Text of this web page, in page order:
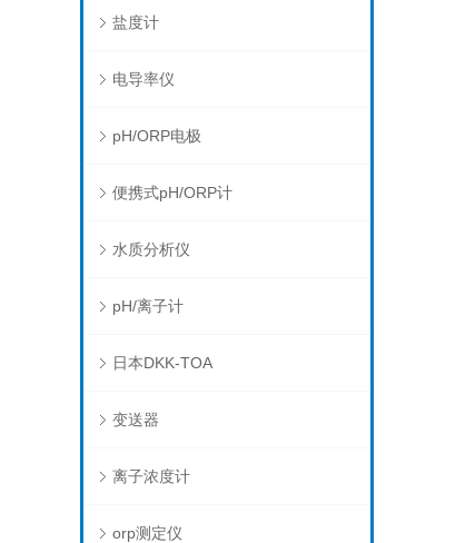
盐度计
电导率仪
pH/ORP电极
便携式pH/ORP计
水质分析仪
pH/离子计
日本DKK-TOA
变送器
离子浓度计
orp测定仪